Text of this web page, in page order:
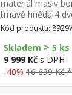
materiál masiv
tmavě hnědá 4
kovovými
Kód produktu:
Skladem > 5 ks
9 999 Kč s DPH
-40% 16 699 Kč